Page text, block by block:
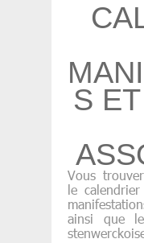
S
Vous
le
ainsi que